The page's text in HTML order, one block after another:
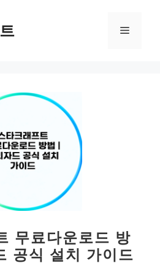
메
무료다운로드 방
공식 설치 가이드